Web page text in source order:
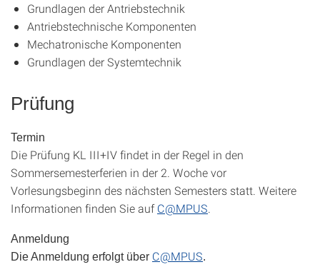
Grundlagen der Antriebstechnik
Antriebstechnische Komponenten
Mechatronische Komponenten
Grundlagen der Systemtechnik
Prüfung
Termin
Die Prüfung KL III+IV findet in der Regel in den
Sommersemesterferien in der 2. Woche vor
Vorlesungsbeginn des nächsten Semesters statt. Weitere
Informationen finden Sie aufC@MPUS
Anmeldung
Die Anmeldung erfolgt über C@MPUS.